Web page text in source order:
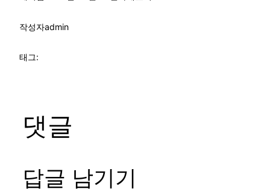
작성자admin
태그:
댓글
답글 남기기